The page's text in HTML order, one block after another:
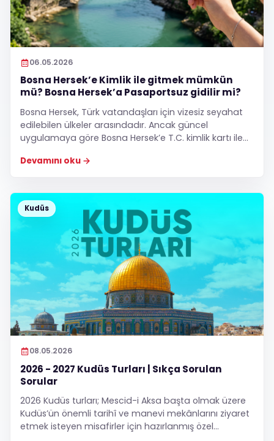
06.05.2026
Bosna Hersek’e Kimlik ile gitmek mümkün
mü? Bosna Hersek’a Pasaportsuz gidilir mi?
Bosna Hersek, Türk vatandaşları için vizesiz seyahat
edilebilen ülkeler arasındadır. Ancak güncel
uygulamaya göre Bosna Hersek’e T.C. kimlik kartı ile
Devamını oku
Kudüs
08.05.2026
2026 - 2027 Kudüs Turları | Sıkça Sorulan
Sorular
2026 Kudüs turları; Mescid-i Aksa başta olmak üzere
Kudüs’ün önemli tarihî ve manevi mekânlarını ziyaret
etmek isteyen misafirler için hazırlanmış özel